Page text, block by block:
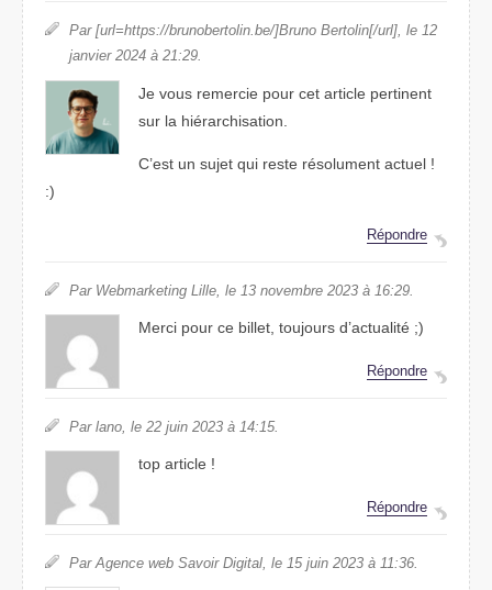
Par [url=https://brunobertolin.be/]Bruno Bertolin[/url], le 12
janvier 2024 à 21:29.
Je vous remercie pour cet article pertinent
sur la hiérarchisation.
C’est un sujet qui reste résolument actuel !
:)
Répondre
Par Webmarketing Lille, le 13 novembre 2023 à 16:29.
Merci pour ce billet, toujours d’actualité ;)
Répondre
Par lano, le 22 juin 2023 à 14:15.
top article !
Répondre
Par Agence web Savoir Digital, le 15 juin 2023 à 11:36.